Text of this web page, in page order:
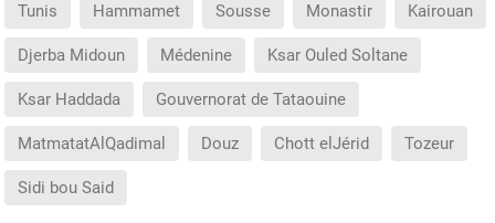
Tunis Hammamet Sousse Monastir Kairouan
Djerba Midoun Médenine Ksar Ouled Soltane
Ksar Haddada Gouvernorat de Tataouine
MatmatatAlQadimal Douz Chott elJérid Tozeur
Sidi bou Said